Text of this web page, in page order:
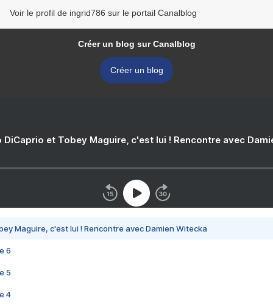
Voir le profil de ingrid786 sur le portail Canalblog
Créer un blog sur Canalblog
Créer un blog
DiCaprio et Tobey Maguire, c'est lui ! Rencontre avec
Maguire, c'est lui ! Rencontre avec Damien Witecka
6
5
4